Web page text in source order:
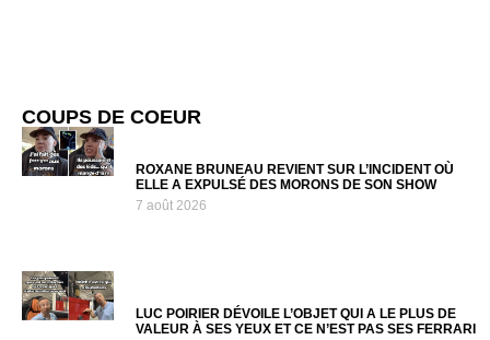
COUPS DE COEUR
ROXANE BRUNEAU REVIENT SUR L’INCIDENT OÙ
ELLE A EXPULSÉ DES MORONS DE SON SHOW
7 août 2026
LUC POIRIER DÉVOILE L’OBJET QUI A LE PLUS DE
VALEUR À SES YEUX ET CE N’EST PAS SES FERRARI